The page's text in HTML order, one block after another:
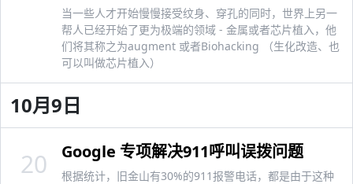
当一些人才开始慢慢接受纹身、穿孔的同时，世界上另一
帮人已经开始了更为极端的领域 - 金属或者芯片植入，他
们将其称之为augment 或者Biohacking （生化改造、也
可以叫做芯片植入）
10月9日
Google 专项解决911呼叫误拨问题
根据统计，旧金山有30%的911报警电话，都是由于这种
20